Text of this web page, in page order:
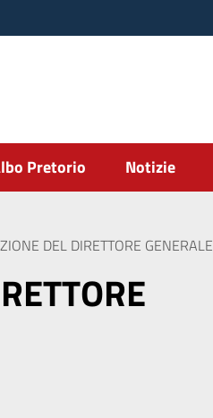
Pretorio Notizie
DEL DIRETTORE